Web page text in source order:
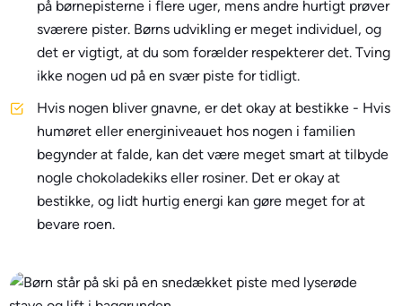
på børnepisterne i flere uger, mens andre hurtigt prøver
sværere pister. Børns udvikling er meget individuel, og
det er vigtigt, at du som forælder respekterer det. Tving
ikke nogen ud på en svær piste for tidligt.
Hvis nogen bliver gnavne, er det okay at bestikke - Hvis
humøret eller energiniveauet hos nogen i familien
begynder at falde, kan det være meget smart at tilbyde
nogle chokoladekiks eller rosiner. Det er okay at
bestikke, og lidt hurtig energi kan gøre meget for at
bevare roen.